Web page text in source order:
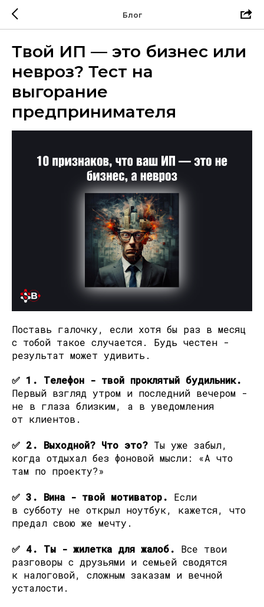
Блог
Твой ИП — это бизнес или
невроз? Тест на
выгорание
предпринимателя
Поставь галочку, если хотя бы раз в месяц
с тобой такое случается. Будь честен -
результат может удивить.
✅ 1. Телефон - твой проклятый будильник.
Первый взгляд утром и последний вечером -
не в глаза близким, а в уведомления
от клиентов.
✅ 2. Выходной? Что это? Ты уже забыл,
когда отдыхал без фоновой мысли: «А что
там по проекту?»
✅ 3. Вина - твой мотиватор. Если
в субботу не открыл ноутбук, кажется, что
предал свою же мечту.
✅ 4. Ты - жилетка для жалоб. Все твои
разговоры с друзьями и семьей сводятся
к налоговой, сложным заказам и вечной
усталости.